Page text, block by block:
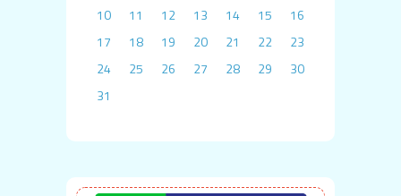
10
11 12 13 14 15
16
17
18 19 20 21 22
23
24
25 26 27 28 29
30
31